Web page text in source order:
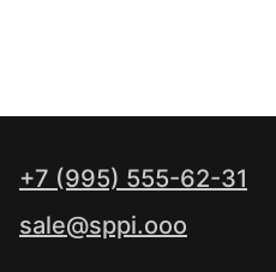
+7 (995) 555-62-31
sale@sppi.ooo